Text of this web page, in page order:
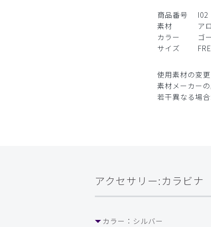
商品番号
I02
素材
ア
カラー
ゴ
サイズ
使用素材の変
素材メーカー
若干異なる場合
アクセサリー:カラビナ
カラー： シルバー